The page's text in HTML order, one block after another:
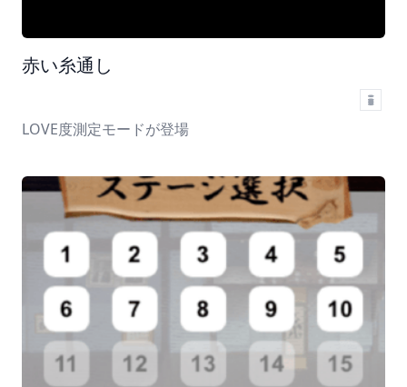
赤い糸通し
LOVE度測定モードが登場